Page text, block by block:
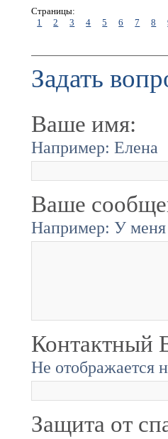
Страницы:
1
2 3 4 5 6 7 8
Задать
Ваше имя:
Например: Елена
Ваше
Например: У меня
Контактный
Не отображается
Защита от